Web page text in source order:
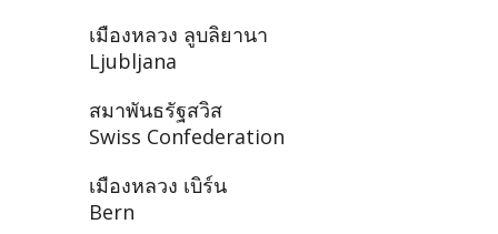
เมืองหลวง ลูบลิยานา
Ljubljana
สมาพันธรัฐสวิส
Swiss Confederation
เมืองหลวง เบิร์น
Bern